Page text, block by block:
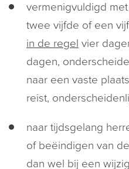
vermenigvuldigd
twee vijfde of een
in de regel vier
dagen,
naar een vaste
reist,
naar tijdsgelang
of beëindigen van
dan wel bij een